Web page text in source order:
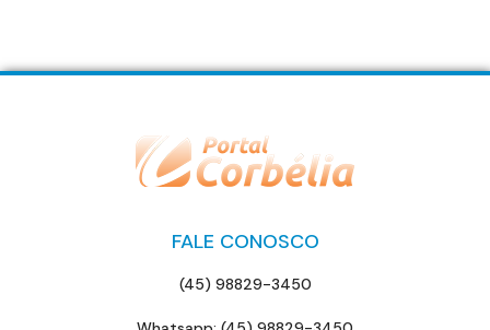
FALE CONOSCO
(45) 98829-3450